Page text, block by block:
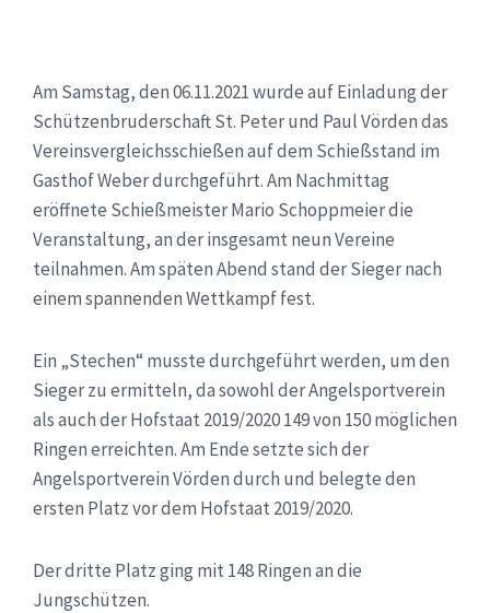
Am Samstag, den 06.11.2021 wurde auf Einladung der
Schützenbruderschaft St. Peter und Paul Vörden das
Vereinsvergleichsschießen auf dem Schießstand im
Gasthof Weber durchgeführt. Am Nachmittag
eröffnete Schießmeister Mario Schoppmeier die
Veranstaltung, an der insgesamt neun Vereine
teilnahmen. Am späten Abend stand der Sieger nach
einem spannenden Wettkampf fest.
Ein „Stechen“ musste durchgeführt werden, um den
Sieger zu ermitteln, da sowohl der Angelsportverein
als auch der Hofstaat 2019/2020 149 von 150 möglichen
Ringen erreichten. Am Ende setzte sich der
Angelsportverein Vörden durch und belegte den
ersten Platz vor dem Hofstaat 2019/2020.
Der dritte Platz ging mit 148 Ringen an die
Jungschützen.